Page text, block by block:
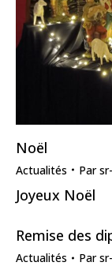
Noël
Actualités Par
Joyeux Noël
Remise des
Actualités Par